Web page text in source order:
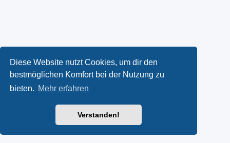
Diese Website nutzt Cookies, um dir den
bestmöglichen Komfort bei der Nutzung zu
bieten. Mehr erfahren
Verstanden!